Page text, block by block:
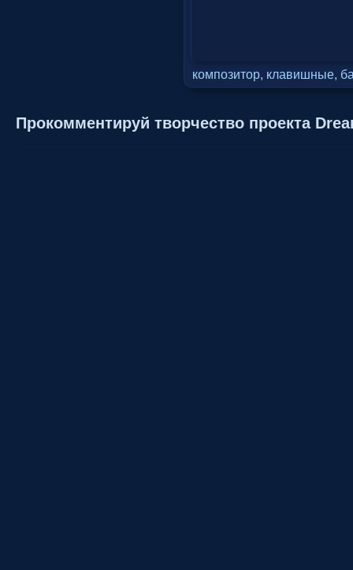
композитор, клавишные,
Прокомментируй творчество проекта